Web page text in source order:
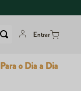
Entrar
Para o Dia a Dia